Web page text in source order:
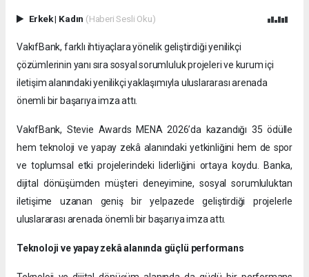
Erkek| Kadın (Haberi Sesli Oku)
VakıfBank, farklı ihtiyaçlara yönelik geliştirdiği yenilikçi
çözümlerinin yanı sıra sosyal sorumluluk projeleri ve kurum içi
iletişim alanındaki yenilikçi yaklaşımıyla uluslararası arenada
önemli bir başarıya imza attı.
VakıfBank, Stevie Awards MENA 2026’da kazandığı 35 ödülle
hem teknoloji ve yapay zekâ alanındaki yetkinliğini hem de spor
ve toplumsal etki projelerindeki liderliğini ortaya koydu. Banka,
dijital dönüşümden müşteri deneyimine, sosyal sorumluluktan
iletişime uzanan geniş bir yelpazede geliştirdiği projelerle
uluslararası arenada önemli bir başarıya imza attı.
Teknoloji ve yapay zekâ alanında güçlü performans